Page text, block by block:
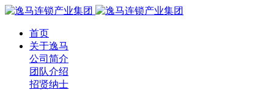
首页
关于逸马
公司简介
团队介绍
招贤纳士